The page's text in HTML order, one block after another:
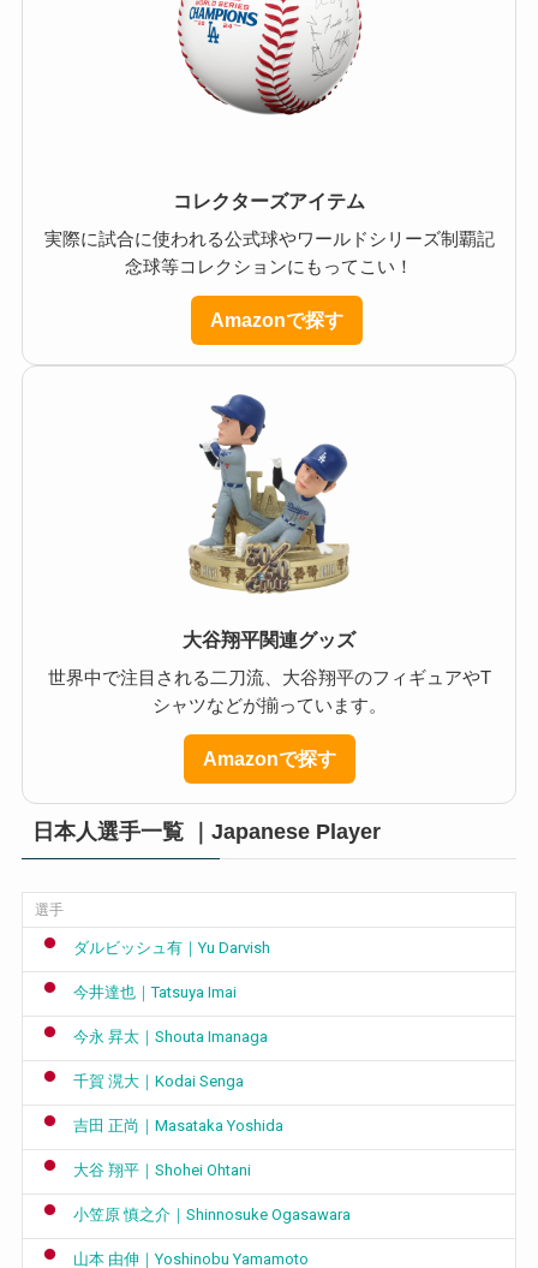
コレクターズアイテム
実際に試合に使われる公式球やワールドシリーズ制覇記
念球等コレクションにもってこい！
Amazonで探す
大谷翔平関連グッズ
世界中で注目される二刀流、大谷翔平のフィギュアやT
シャツなどが揃っています。
Amazonで探す
日本人選手一覧 ｜Japanese Player
選手
ダルビッシュ有｜Yu Darvish
今井達也｜Tatsuya Imai
今永 昇太｜Shouta Imanaga
千賀 滉大｜Kodai Senga
吉田 正尚｜Masataka Yoshida
大谷 翔平｜Shohei Ohtani
小笠原 慎之介｜Shinnosuke Ogasawara
山本 由伸｜Yoshinobu Yamamoto